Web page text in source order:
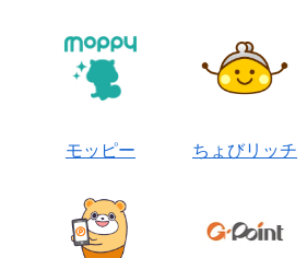
モッピー ちょびリッチ